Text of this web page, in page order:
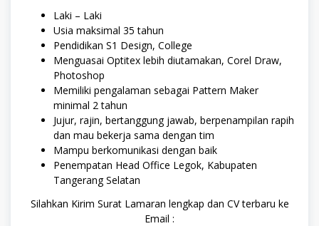
Laki – Laki
Usia maksimal 35 tahun
Pendidikan S1 Design, College
Menguasai Optitex lebih diutamakan, Corel Draw,
Photoshop
Memiliki pengalaman sebagai Pattern Maker
minimal 2 tahun
Jujur, rajin, bertanggung jawab, berpenampilan rapih
dan mau bekerja sama dengan tim
Mampu berkomunikasi dengan baik
Penempatan Head Office Legok, Kabupaten
Tangerang Selatan
Silahkan Kirim Surat Lamaran lengkap dan CV terbaru ke
Email :